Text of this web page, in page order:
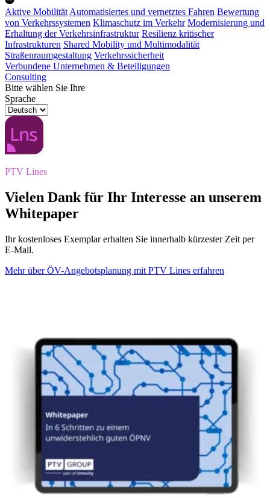
Aktive MobilitätAutomatisiertes und vernetztes Fahren Bewertung
von Verkehrssystemen Klimaschutz im Verkehr Modernisierung und
Erhaltung der Verkehrsinfrastruktur Resilienz kritischer
Infrastrukturen Shared Mobility und Multimodalität
Straßenraumgestaltung Verkehrssicherheit
Verbundene Unternehmen & Beteiligungen
Consulting
Bitte wählen Sie Ihre
Sprache
PTV Lines
Vielen Dank für Ihr Interesse an unserem
Whitepaper
Ihr kostenloses Exemplar erhalten Sie innerhalb kürzester Zeit per
E-Mail.
Mehr über ÖV-Angebotsplanung mit PTV Lines erfahren